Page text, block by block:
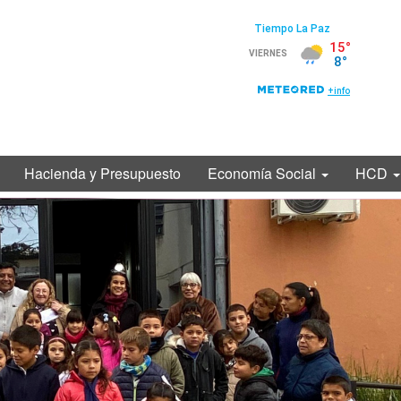
Hacienda y Presupuesto Economía Social HCD